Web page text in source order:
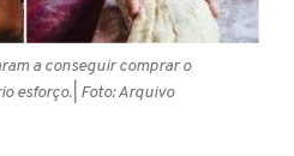
a conseguir comprar o
esforço.| Foto: Arquivo